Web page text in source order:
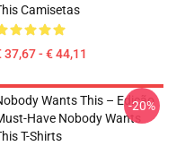
Camisetas
37,67 - € 44,11
Wants This – Edição
Have Nobody Wants
T-Shirts
-20%